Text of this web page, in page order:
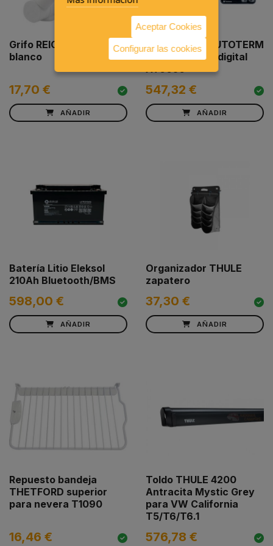
Grifo REICH 2002
blanco
17,70 €
AÑADIR
Calefacción AUTOTERM
2D con mando digital
547,32 €
AÑADIR
Batería Litio Eleksol
210Ah Bluetooth/BMS
598,00 €
AÑADIR
Organizador THULE
zapatero
37,30 €
AÑADIR
Repuesto bandeja
THETFORD superior
para nevera T1090
16,46 €
Toldo THULE 4200
Antracita Mystic Grey
para VW California
T5/T6/T6.1
576,78 €
Aceptar Cookies
Configurar las cookies